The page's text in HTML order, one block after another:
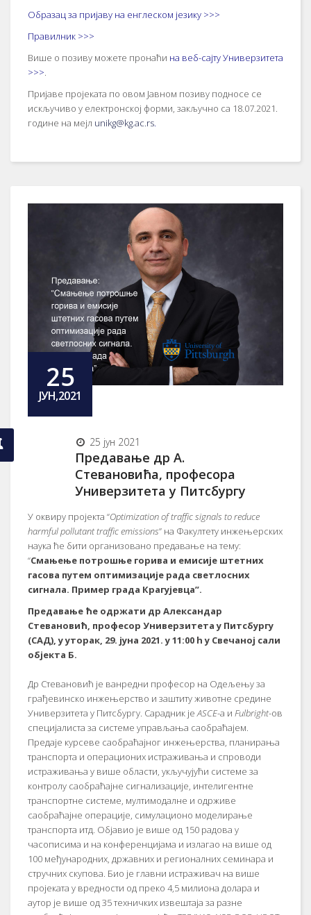
Образац за пријаву на енглеском језику >>>
Правилник >>>
Више о позиву можете пронаћи на веб-сајту Универзитета
>>>.
Пријаве пројеката по овом Јавном позиву подносе се
искључиво у електронској форми, закључно са 18.07.2021.
године на мејл unikg@kg.ac.rs.
25
ЈУН,2021
25 јун 2021
Предавање др А.
Стевановића, професора
Универзитета у Питсбургу
У оквиру пројекта “Optimization of traffic signals to reduce
harmful pollutant traffic emissions” на Факултету инжењерских
наука ће бити организовано предавање на тему:
“Смањење потрошње горива и емисије штетних
гасова путем оптимизације рада светлосних
сигнала. Пример града Крагујевца”.
Предавање ће одржати др Александар
Стевановић, професор Универзитета у Питсбургу
(САД), у уторак, 29. јуна 2021. у 11:00 h у Свечаној сали
објекта Б.
Др Стевановић је ванредни професор на Одељењу за
грађевинско инжењерство и заштиту животне средине
Универзитета у Питсбургу. Сарадник јеASCE-а и Fulbright-ов
специјалиста за системе управљања саобраћајем.
Предаје курсеве саобраћајног инжењерства, планирања
транспорта и операционих истраживања и спроводи
истраживања у више области, укључујући системе за
контролу саобраћајне сигнализације, интелигентне
транспортне системе, мултимодалне и одрживе
саобраћајне операције, симулационо моделирање
транспорта итд. Објавио је више од 150 радова у
часописима и на конференцијама и излагао на више од
100 међународних, државних и регионалних семинара и
стручних скупова. Био је главни истраживач на више
пројеката у вредности од преко 4,5 милиона долара и
аутор је више од 35 техничких извештаја за разне